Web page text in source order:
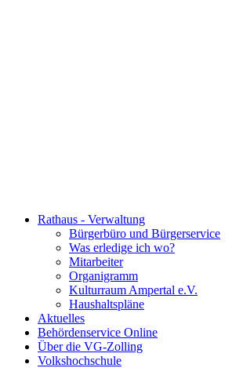
Rathaus - Verwaltung
Bürgerbüro und Bürgerservice
Was erledige ich wo?
Mitarbeiter
Organigramm
Kulturraum Ampertal e.V.
Haushaltspläne
Aktuelles
Behördenservice Online
Über die VG-Zolling
Volkshochschule